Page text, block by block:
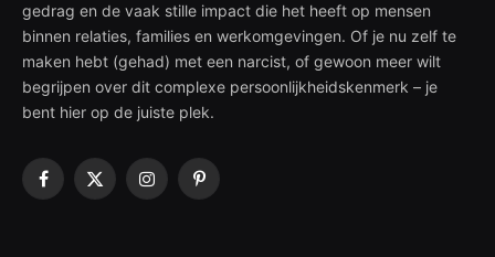
gedrag en de vaak stille impact die het heeft op mensen
binnen relaties, families en werkomgevingen. Of je nu zelf te
maken hebt (gehad) met een narcist, of gewoon meer wilt
begrijpen over dit complexe persoonlijkheidskenmerk – je
bent hier op de juiste plek.
Facebook
X
InstagramPinterest